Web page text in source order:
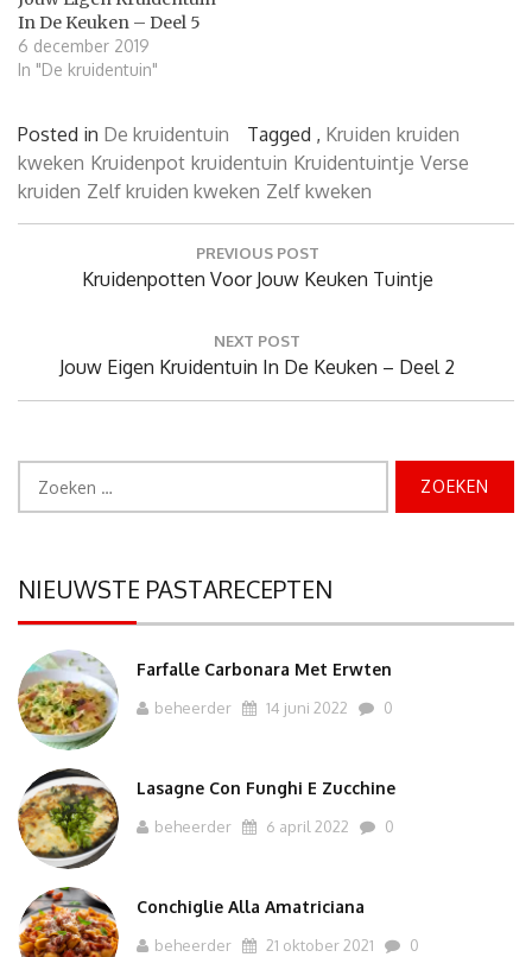
In De Keuken – Deel 5
6 december 2019
In "De kruidentuin"
Posted in De kruidentuin Tagged , Kruiden kruiden
kweken Kruidenpot kruidentuin Kruidentuintje Verse
kruiden Zelf kruiden kweken Zelf kweken
PREVIOUS POST
Previous
Kruidenpotten Voor Jouw Keuken Tuintje
NEXT POST
Next
Post:
Jouw Eigen Kruidentuin In De Keuken – Deel 2
NIEUWSTE PASTARECEPTEN
Farfalle Carbonara Met Erwten
beheerder 14 juni 2022 0
Lasagne Con Funghi E Zucchine
beheerder 6 april 2022 0
Conchiglie Alla Amatriciana
beheerder 21 oktober 2021 0